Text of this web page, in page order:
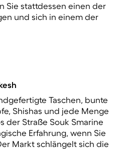
Sie stattdessen einen der
und sich in einem der
Taschen, bunte
Shishas und jede Menge
der Straße Souk Smarine
Erfahrung, wenn Sie
Markt schlängelt sich die